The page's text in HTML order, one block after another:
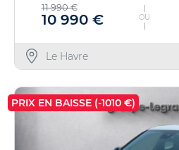
11 990 €
10 990 € OU
Le Havre
PRIX EN BAISSE (-1010 €)